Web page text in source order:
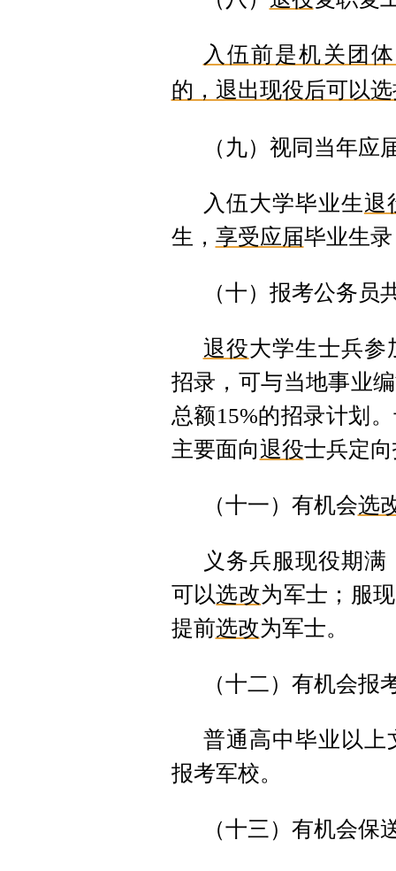
入伍前是机关团
的，退出现役后可以
（九）视同当年应
入伍大学毕业生退
生， 享受应届毕业生
（十）报考公务员
退役大学生士兵参
招录，可与当地事业
总额15%的招录计划
主要面向退役士兵定
（十一）有机会选
义务兵服现役期
可以选改为军士；服
提前选改为军士。
（十二）有机会报
普通高中毕业以上
报考军校。
（十三）有机会保